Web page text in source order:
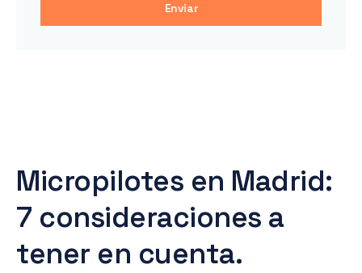
Enviar
Micropilotes en Madrid:
7 consideraciones a
tener en cuenta.